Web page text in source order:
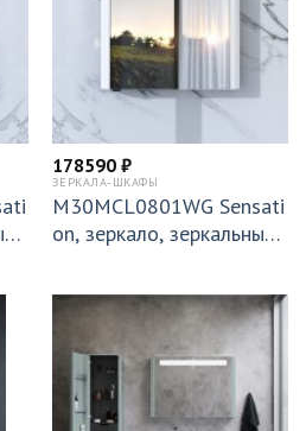
178590 ₽
ЗЕРКАЛА-ШКАФЫ
M30MCL0801WG Sensati
on, зеркало, зеркальный
дсветкой, белый, глянец,
шт